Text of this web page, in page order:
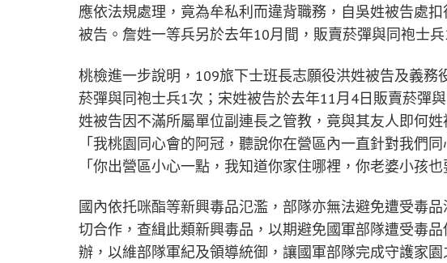
應依法規處理，竟為牟私利而違背職務，自吳姓被告處
被告。詹姓一等兵另於去年10月間，販賣菸彈與同袍士兵
桃檢進一步說明，109旅下士班長志願役洪姓被告及義務
菸彈與同袍士兵1次；宋姓被告於去年11月4日販賣菸彈
姓被告因不滿所屬單位副連長之管教，竟與其友人即何
「我桃園同心會的阿冠，聽說你在營區內一直針對我們
「你出營區小心一點，我知道你家住哪裡，你老婆小孩
國內依托咪酯等新興毒品氾濫，部隊亦無法避免遭受毒
切合作，查緝此類新興毒品，以期避免國軍部隊遭受毒
辦，以維部隊軍紀及領導統御，讓國軍部隊完成守護家園